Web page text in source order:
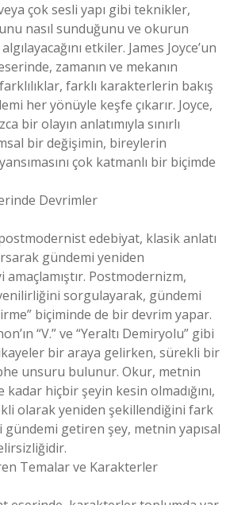
veya çok sesli yapı gibi teknikler,
nasıl sunduğunu ve okurun
etkiler. James Joyce’un
zamanın ve mekanın
farklı karakterlerin bakış
her yönüyle keşfe çıkarır. Joyce,
bir olayın anlatımıyla sınırlı
bir değişimin, bireylerin
çok katmanlı bir biçimde
Devrimler
edebiyat, klasik anlatı
gündemi yeniden
Postmodernizm,
sorgulayarak, gündemi
biçiminde de bir devrim yapar.
“V.” ve “Yeraltı Demiryolu” gibi
bir araya gelirken, sürekli bir
unsuru bulunur. Okur, metnin
hiçbir şeyin kesin olmadığını,
olarak yeniden şekillendiğini fark
gündemi getiren şey, metnin yapısal
Temalar ve Karakterler